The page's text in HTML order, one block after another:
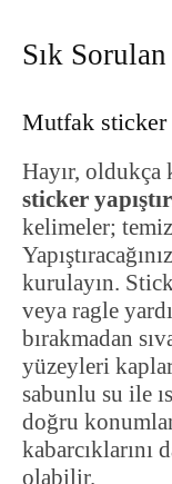
Sık
Mutfak sticker
Hayır, oldukça
sticker
kelimeler;
kurulayın.
veya ragle
bırakmadan
yüzeyleri
sabunlu su ile
doğru
kabarcıklarını
olabilir.